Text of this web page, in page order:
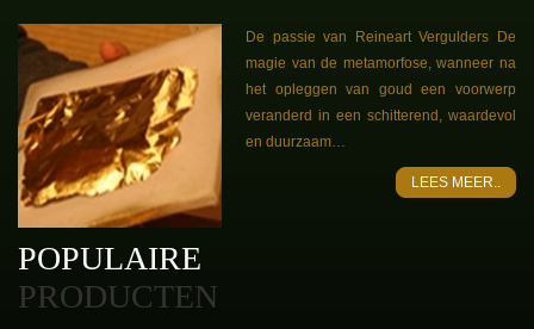
De passie van Reineart Vergulders De
magie van de metamorfose, wanneer na
het opleggen van goud een voorwerp
veranderd in een schitterend, waardevol
en duurzaam…
LEES MEER..
POPULAIRE
PRODUCTEN